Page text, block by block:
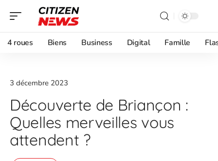
4 roues Biens Business Digital Famille
3 décembre 2023
Découverte de Briançon :
Quelles merveilles vous
attendent ?